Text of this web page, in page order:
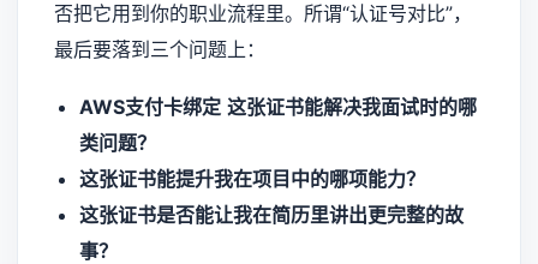
否把它用到你的职业流程里。所谓“认证号对比”，
最后要落到三个问题上：
AWS支付卡绑定 这张证书能解决我面试时的哪
类问题？
这张证书能提升我在项目中的哪项能力？
这张证书是否能让我在简历里讲出更完整的故
事？